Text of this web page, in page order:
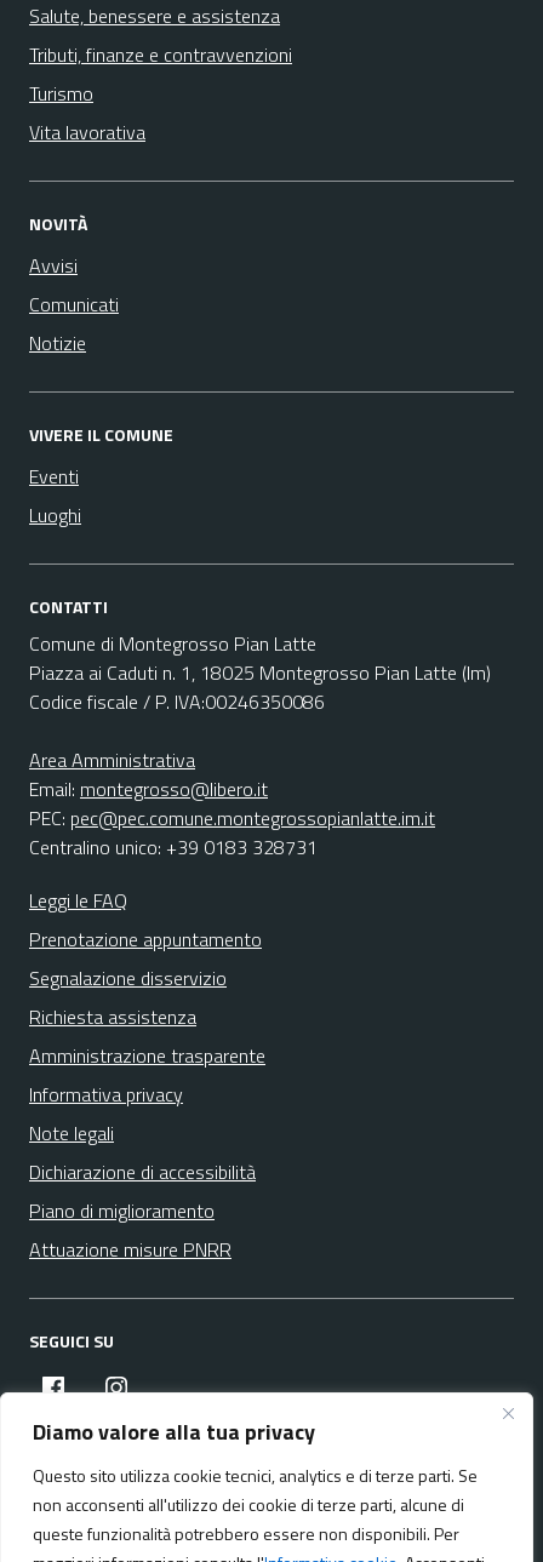
Diamo valore alla tua privacy
Questo sito utilizza cookie tecnici, analytics e di terze parti. Se
non acconsenti all'utilizzo dei cookie di terze parti, alcune di
queste funzionalità potrebbero essere non disponibili. Per
Salute, benessere e assistenza
Tributi, finanze e contravvenzioni
Turismo
Vita lavorativa
NOVITÀ
Avvisi
Comunicati
Notizie
VIVERE IL COMUNE
Eventi
Luoghi
CONTATTI
Comune di Montegrosso Pian Latte
Piazza ai Caduti n. 1, 18025 Montegrosso Pian Latte (Im)
Codice fiscale / P. IVA:00246350086
Area Amministrativa
Email: montegrosso@libero.it
PEC: pec@pec.comune.montegrossopianlatte.im.it
Centralino unico: +39 0183 328731
Leggi le FAQ
Prenotazione appuntamento
Segnalazione disservizio
Richiesta assistenza
Amministrazione trasparente
Informativa privacy
Note legali
Dichiarazione di accessibilità
Piano di miglioramento
Attuazione misure PNRR
SEGUICI SU
facebookinstagram
Media policy Mappa del sito